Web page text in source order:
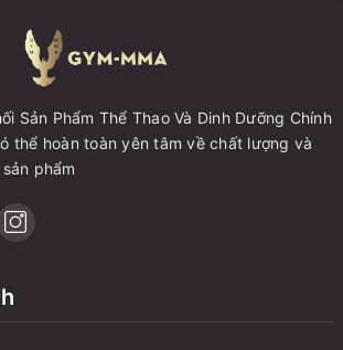
Sản Phẩm Thể Thao Và Dinh Dưỡng Chính
thể hoàn toàn yên tâm về chất lượng và
phẩm